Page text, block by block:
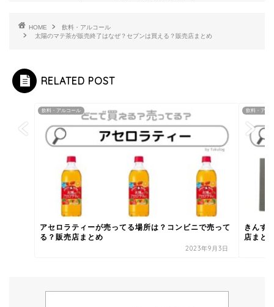
HOME
飲料・アルコール
太陽のマテ茶が販売終了はなぜ？セブンは買える？販売店まとめ
RELATED POST
飲料・アルコール
アセロラティーが売ってる場所は？コンビニで売って
る？販売店まとめ
2023年9月3日
飲料・アル
きんす
店まと